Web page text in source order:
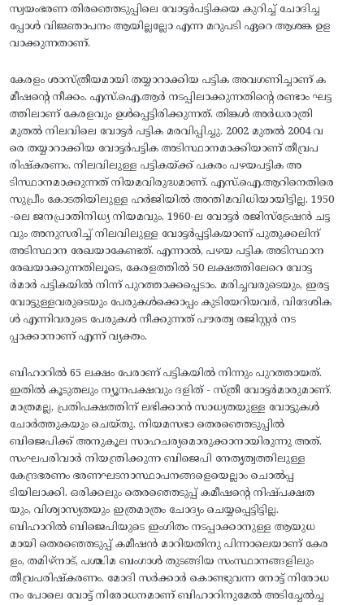
സ്വയംഭരണ തിരഞ്ഞെടുപ്പിലെ വോട്ടര്‍പട്ടികയെ കുറിച്ച്‌ ചോദിച്ച
പ്പോള്‍ വിജ്ഞാപനം ആയില്ലല്ലോ എന്ന മറുപടി ഏറെ ആശങ്ക ഉള
വാക്കുന്നതാണ്‌.
കേരളം ശാസ്‌ത്രീയമായി തയ്യാറാക്കിയ പട്ടിക അവഗണിച്ചാണ്‌ ക
മീഷന്റെ നീക്കം. എസ്‌.ഐ.ആര്‍ നടപ്പിലാക്കുന്നതിന്റെ രണ്ടാം ഘട്ട
ത്തിലാണ്‌ കേരളവും ഉള്‍പ്പെട്ടിരിക്കുന്നത്‌. തിങ്കള്‍ അര്‍ധരാത്രി
മുതല്‍ നിലവിലെ വോട്ടര്‍ പട്ടിക മരവിപ്പിച്ചു. 2002 മുതല്‍ 2004 വ
രെ തയ്യാറാക്കിയ വോട്ടര്‍പട്ടിക അടിസ്ഥാനമാക്കിയാണ്‌ തീവ്രപ
രിഷ്‌കരണം. നിലവിലുള്ള പട്ടികയ്‌ക്ക്‌ പകരം പഴയപട്ടിക അ
ടിസ്ഥാനമാക്കുന്നത്‌ നിയമവിരുദ്ധമാണ്‌. എസ്‌.ഐ.ആറിനെതിരെ
സുപ്രീം കോടതിയിലുള്ള ഹര്‍ജിയില്‍ അന്തിമവിധിയായിട്ടില്ല. 1950
-ലെ ജനപ്രാതിനിധ്യ നിയമവും, 1960-ല വോട്ടര്‍ രജിസ്‌ട്രേഷന്‍ ചട്ട
വും അനുസരിച്ച്‌ നിലവിലുള്ള വോട്ടര്‍പ്പട്ടികയാണ്‌ പുതുക്കലിന്‌
അടിസ്ഥാന രേഖയാകേണ്ടത്‌. എന്നാല്‍, പഴയ പട്ടിക അടിസ്ഥാന
രേഖയാക്കുന്നതിലൂടെ, കേരളത്തില്‍ 50 ലക്ഷത്തിലേറെ വോട്ട
ര്‍മാര്‍ പട്ടികയില്‍ നിന്ന്‌ പുറത്താക്കപ്പെടാം. മരിച്ചവരുടെയും, ഇരട്ട
വോട്ടുള്ളവരുടെയും പേരുകള്‍ക്കൊപ്പം കുടിയേറിയവര്‍, വിദേശിക
ള്‍ എന്നിവരുടെ പേരുകള്‍ നീക്കുന്നത്‌ പൗരത്വ രജിസ്റ്റര്‍ നട
പ്പാക്കാനാണ്‌ എന്ന്‌ വ്യക്തം.
ബിഹാറില്‍ 65 ലക്ഷം പേരാണ്‌ പട്ടികയില്‍ നിന്നും പുറത്തായത്‌.
ഇതില്‍ കൂടുതലും ന്യൂനപക്ഷവും ദളിത്‌ - സ്‌ത്രീ വോട്ടര്‍മാരുമാണ്‌.
മാത്രമല്ല, പ്രതിപക്ഷത്തിന്‌ ലഭിക്കാന്‍ സാധ്യതയുള്ള വോട്ടുകള്‍
ചോര്‍ത്തുകയും ചെയ്‌തു. നിയമസഭാ തെരഞ്ഞെടുപ്പില്‍
ബിജെപിക്ക്‌ അനുകൂല സാഹചര്യമൊരുക്കാനായിരുന്നു അത്‌.
സംഘപരിവാര്‍ നിയന്ത്രിക്കുന്ന ബിജെപി നേതൃത്വത്തിലുള്ള
കേന്ദ്രഭരണം ഭരണഘടനാസ്ഥാപനങ്ങളെയെല്ലാം ചൊല്‍പ്പ
ടിയിലാക്കി. ഒരിക്കലും തെരഞ്ഞെടുപ്പ്‌ കമീഷന്റെ നിഷ്‌പക്ഷത
യും, വിശ്വാസ്യതയും ഇത്രമാത്രം ചോദ്യം ചെയ്യപ്പെട്ടിട്ടില്ല.
ബിഹാറില്‍ ബിജെപിയുടെ ഇംഗിതം നടപ്പാക്കാനുള്ള ആയുധ
മായി തെരഞ്ഞെടുപ്പ്‌ കമീഷന്‍ മാറിയതിനു പിന്നാലെയാണ്‌ കേര
ളം, തമിഴ്‌നാട്‌, പശ്ചിമ ബംഗാള്‍ തുടങ്ങിയ സംസ്ഥാനങ്ങളിലും
തീവ്രപരിഷ്‌കരണം. മോദി സര്‍ക്കാര്‍ കൊണ്ടുവന്ന നോട്ട്‌ നിരോധ
നം പോലെ വോട്ട്‌ നിരോധനമാണ്‌ ബിഹാറിനുമേല്‍ അടിച്ചേല്‍ച്ച